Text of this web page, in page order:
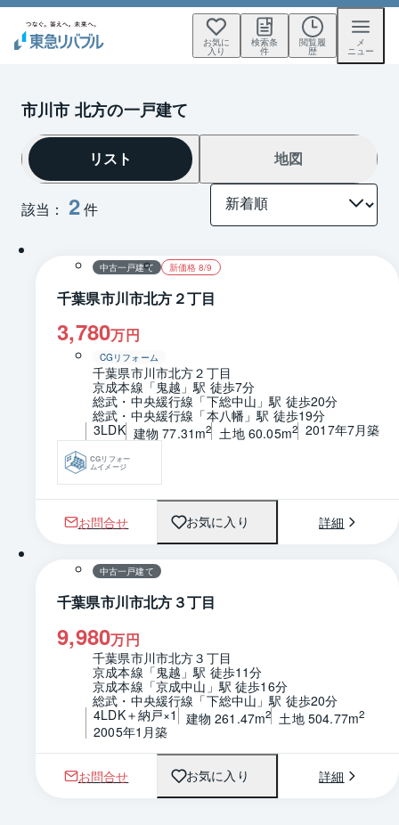
お気に
入り
検索条
件
閲覧履
歴
メ
ニュー
市川市 北方の一戸建て
該当： 2件
リスト 地図
1 / 0 間取り
中古一戸建て 新価格 8/9
千葉県市川市北方２丁目
3,780万円
CGリフォーム
千葉県市川市北方２丁目
京成本線「鬼越」駅 徒歩7分
総武・中央緩行線「下総中山」駅 徒歩20分
総武・中央緩行線「本八幡」駅 徒歩19分
3LDK 建物 77.31m2 土地 60.05m2 2017年7月築
CGリフォー
ムイメージ
お問合せ お気に入り 詳細
1 / 0
中古一戸建て
千葉県市川市北方３丁目
9,980万円
千葉県市川市北方３丁目
京成本線「鬼越」駅 徒歩11分
京成本線「京成中山」駅 徒歩16分
総武・中央緩行線「下総中山」駅 徒歩20分
4LDK＋納戸×1
建物 261.47m2 土地 504.77m2
2005年1月築
お問合せ お気に入り 詳細